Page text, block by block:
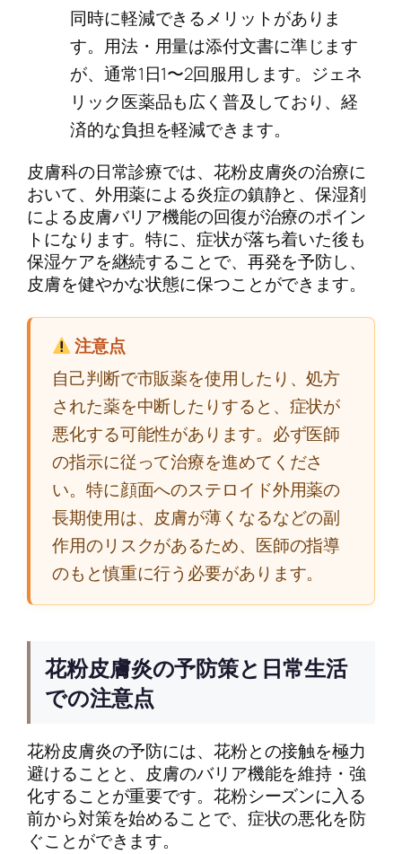
同時に軽減できるメリットがありま
す。用法・用量は添付文書に準じます
が、通常1日1〜2回服用します。ジェネ
リック医薬品も広く普及しており、経
済的な負担を軽減できます。
皮膚科の日常診療では、花粉皮膚炎の治療に
おいて、外用薬による炎症の鎮静と、保湿剤
による皮膚バリア機能の回復が治療のポイン
トになります。特に、症状が落ち着いた後も
保湿ケアを継続することで、再発を予防し、
皮膚を健やかな状態に保つことができます。
注意点
自己判断で市販薬を使用したり、処方
された薬を中断したりすると、症状が
悪化する可能性があります。必ず医師
の指示に従って治療を進めてくださ
い。特に顔面へのステロイド外用薬の
長期使用は、皮膚が薄くなるなどの副
作用のリスクがあるため、医師の指導
のもと慎重に行う必要があります。
花粉皮膚炎の予防策と日常生活
での注意点
花粉皮膚炎の予防には、花粉との接触を極力
避けることと、皮膚のバリア機能を維持・強
化することが重要です。花粉シーズンに入る
前から対策を始めることで、症状の悪化を防
ぐことができます。